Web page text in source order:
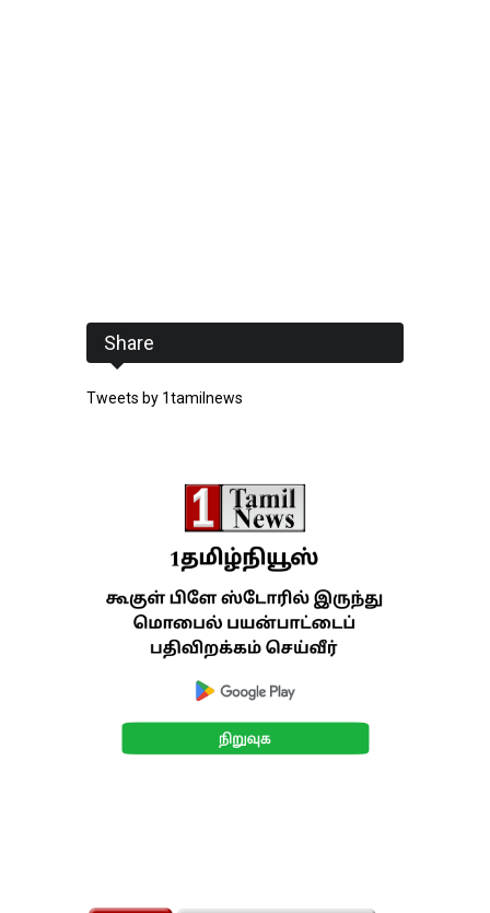
Share
Tweets by 1tamilnews